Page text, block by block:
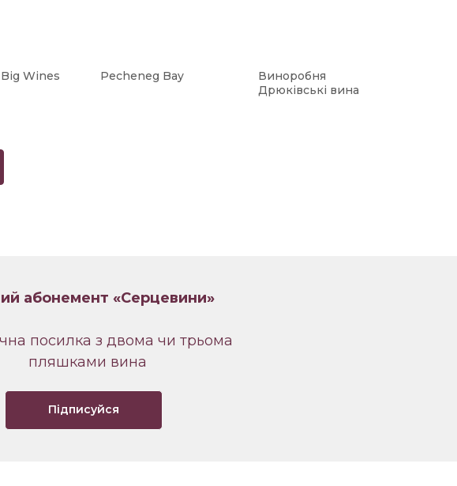
Wines Pecheneg Bay
Виноробня
Дрюківські вина
абонемент «Серцевини»
посилка з двома чи трьома
пляшками вина
Підписуйся